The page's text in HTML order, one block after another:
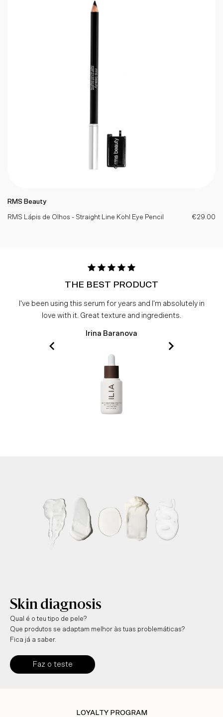
RMS Beauty
RMS Lápis de Olhos - Straight Line Kohl Eye Pencil €29.00
THE BEST PRODUCT
I've been using this serum for years and I'm absolutely in
love with it. Great texture and ingredients.
Irina Baranova
Skin diagnosis
Qual é o teu tipo de pele?
Que produtos se adaptam melhor às tuas problemáticas?
Fica já a saber.
Faz o teste
LOYALTY PROGRAM